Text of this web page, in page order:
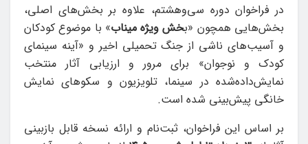
در فراخوان دوره سی‌وهشتم، علاوه بر بخش‌های اصلی،
بخش‌هایی همچون «بخش ویژه میناب» با موضوع کودکان
و آسیب‌های ناشی از جنگ تحمیلی اخیر و «آینه سینمای
کودک و نوجوان» برای مرور و ارزیابی آثار منتخب
نمایش‌داده‌شده در سینما، تلویزیون و سکوهای نمایش
خانگی پیش‌بینی شده است.
بر اساس این فراخوان، ثبت‌نام و ارائه نسخه قابل بازبینی